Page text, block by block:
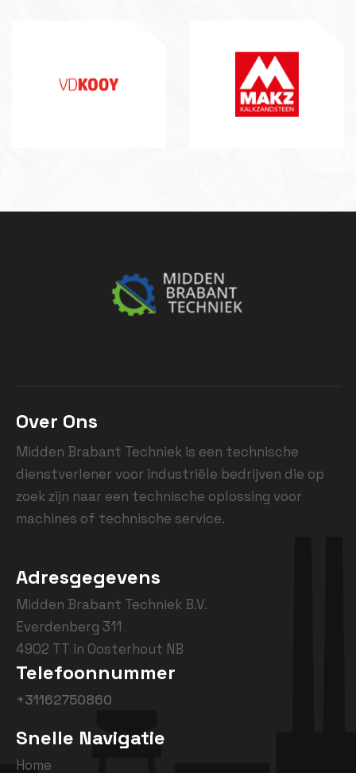
Over Ons
Midden Brabant Techniek is een technische
dienstverlener voor industriële bedrijven die op
zoek zijn naar een technische oplossing voor
machines of technische service.
Adresgegevens
Midden Brabant Techniek B.V.
Everdenberg 311
4902 TT in Oosterhout NB
Telefoonnummer
+31162750860
Snelle Navigatie
Home